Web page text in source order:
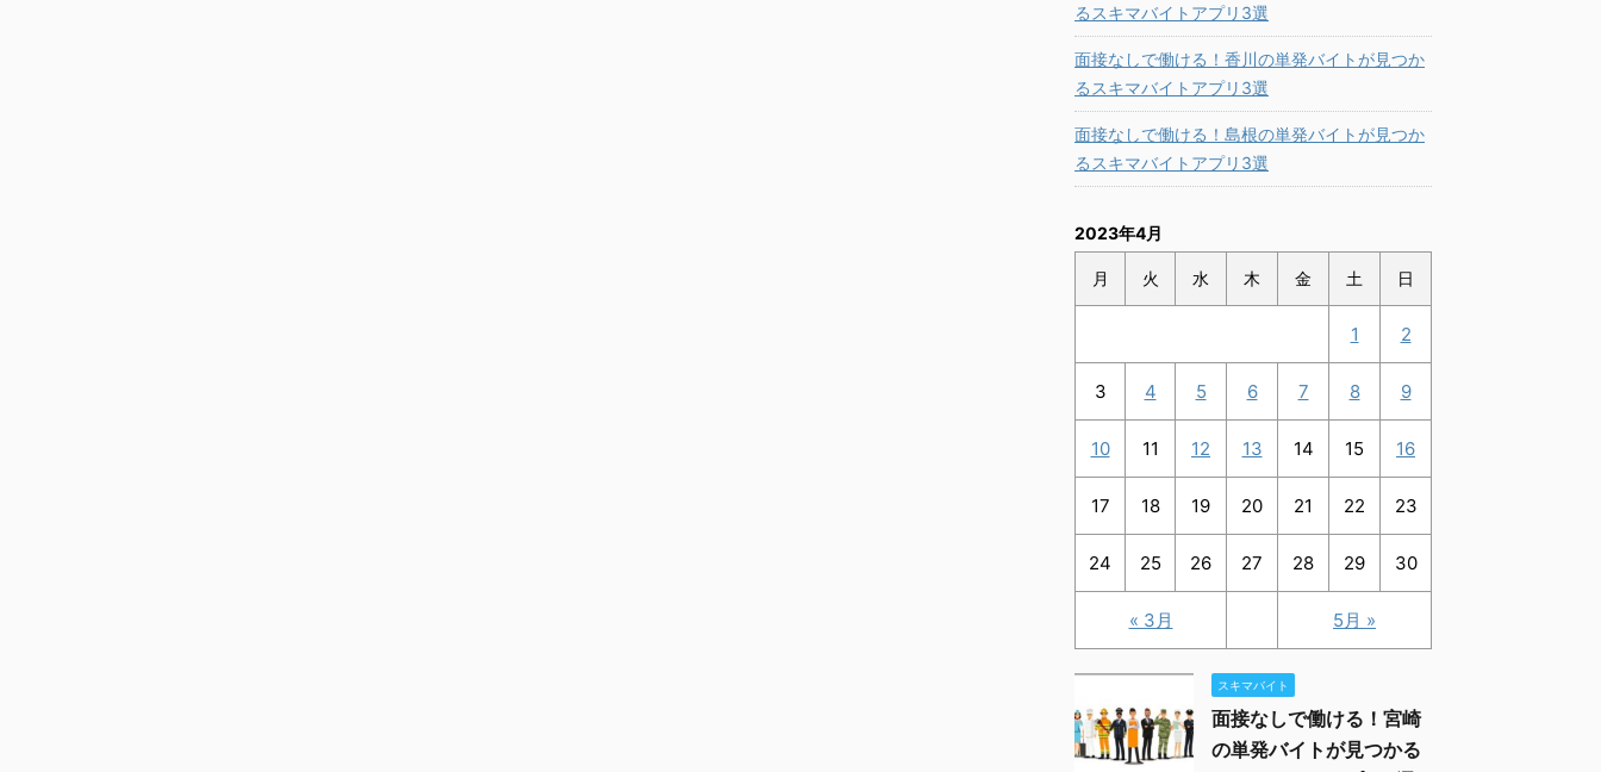
るスキマバイトアプリ3選
面接なしで働ける！香川の単発バイトが見つか
るスキマバイトアプリ3選
面接なしで働ける！島根の単発バイトが見つか
るスキマバイトアプリ3選
2023年4月
月 火 水 木 金 土 日
« 3月 5月 »
1 2
3 4 5 6 7 8 9
10 11 12 13 14 15 16
17 18 19 20 21 22 23
24 25 26 27 28 29 30
スキマバイト
面接なしで働ける！宮崎
の単発バイトが見つかる